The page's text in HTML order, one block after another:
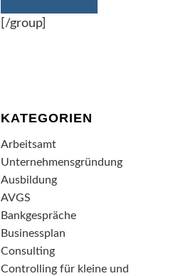
[/group]
KATEGORIEN
Arbeitsamt
Unternehmensgründung
Ausbildung
AVGS
Bankgespräche
Businessplan
Consulting
Controlling für kleine und